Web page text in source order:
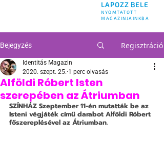
LAPOZZ BELE
NYOMTATOTT
MAGAZINJAINKBA
Bejegyzés Regisztráció
Alföldi Róbert Isten
szerepében az Átriumban
Identitás Magazin
2020. szept. 25. 1 perc olvasás
SZÍNHÁZ Szeptember 11-én mutatták be az
Isteni végjáték című darabot Alföldi Róbert
főszereplésével az Átriumban.